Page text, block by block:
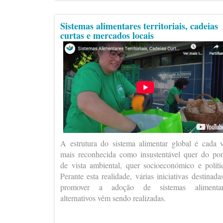
Sistemas alimentares territoriais, cadeias
curtas e mercados locais
A estrutura do sistema alimentar global é cada
mais reconhecida como insustentável quer do
de vista ambiental, quer socioeconómico e
Perante esta realidade, várias iniciativas
promover a adoção de sistemas
alternativos vêm sendo realizadas.